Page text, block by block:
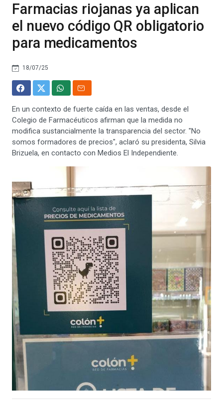
Farmacias riojanas ya aplican
el nuevo código QR obligatorio
para medicamentos
18/07/25
En un contexto de fuerte caída en las ventas, desde el
Colegio de Farmacéuticos afirman que la medida no
modifica sustancialmente la transparencia del sector. "No
somos formadores de precios", aclaró su presidenta, Silvia
Brizuela, en contacto con Medios El Independiente.